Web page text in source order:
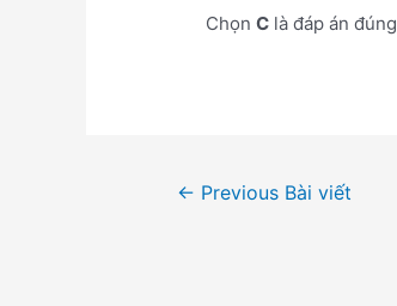
ChọnC là đáp án đúng
Điều← Previous Bài viết